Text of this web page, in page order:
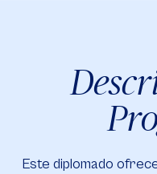
Este diplomado